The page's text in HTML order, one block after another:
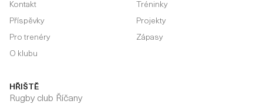
Kontakt
Tréninky
Příspěvky
Projekty
Pro trenéry
Zápasy
O klubu
HŘIŠTĚ
Rugby club Říčany